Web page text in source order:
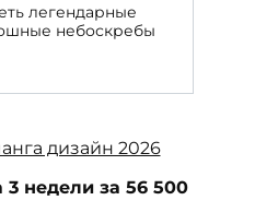
легендарные
небоскребы
недели за 56 500